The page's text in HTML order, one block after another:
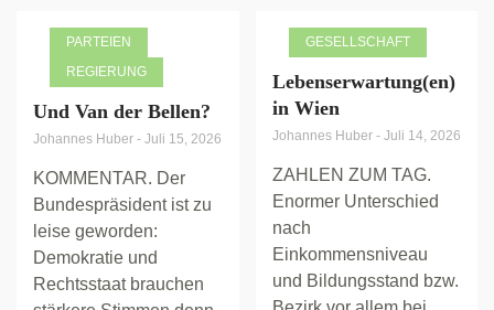
PARTEIEN
REGIERUNG
Und Van der Bellen?
Johannes Huber - Juli 15, 2026
KOMMENTAR. Der
Bundespräsident ist zu
leise geworden:
Demokratie und
Rechtsstaat brauchen
GESELLSCHAFT
Lebenserwartung(en)
in Wien
Johannes Huber - Juli 14, 2026
ZAHLEN ZUM TAG.
Enormer Unterschied
nach
Einkommensniveau
und Bildungsstand bzw.